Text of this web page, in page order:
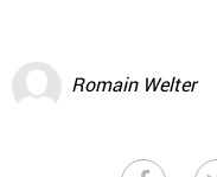
Romain Welter